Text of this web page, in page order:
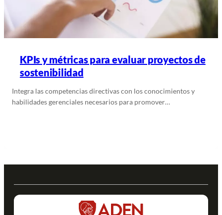
KPIs y métricas para evaluar proyectos de
sostenibilidad
Integra las competencias directivas con los conocimientos y
habilidades gerenciales necesarios para promover…